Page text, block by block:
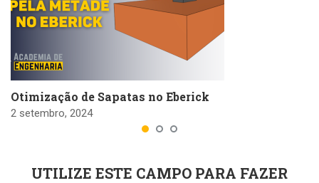
Otimização de Sapatas no Eberick
2 setembro, 2024
UTILIZE ESTE CAMPO PARA FAZER